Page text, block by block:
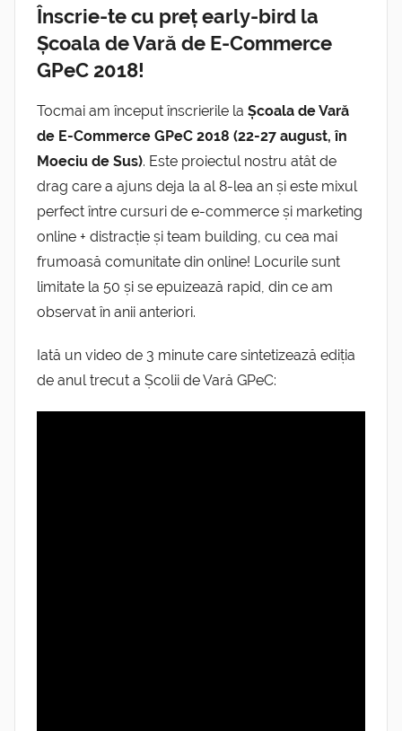
Înscrie-te cu preț early-bird la
Școala de Vară de E-Commerce
GPeC 2018!
Tocmai am început înscrierile la Școala de Vară
de E-Commerce GPeC 2018 (22-27 august, în
Moeciu de Sus). Este proiectul nostru atât de
drag care a ajuns deja la al 8-lea an și este mixul
perfect între cursuri de e-commerce și marketing
online + distracție și team building, cu cea mai
frumoasă comunitate din online! Locurile sunt
limitate la 50 și se epuizează rapid, din ce am
observat în anii anteriori.
Iată un video de 3 minute care sintetizează ediția
de anul trecut a Școlii de Vară GPeC: